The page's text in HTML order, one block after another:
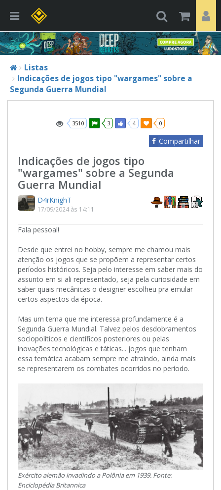
Listas
Indicações de jogos tipo "wargames" sobre a
Segunda Guerra Mundial
3510 3 4 0
Compartilhar
Indicações de jogos tipo
"wargames" sobre a Segunda
Guerra Mundial
D4rKnighT
17/09/2024 às 14:11
Fala pessoal!
Desde que entrei no hobby, sempre me chamou mais
atenção os jogos que se propõem a representar certos
períodos históricos. Seja pelo interesse em saber mais do
assunto em si ali representado, seja pela curiosidade em
saber quais mecânicas o designer escolheu pra emular
certos aspectos da época.
Mas um tema que me interessa profundamente é a
Segunda Guerra Mundial. Talvez pelos desdobramentos
sociopolíticos e científicos posteriores ou pelas
inovações tecnológicas e táticas... jogos que tenham
essa temática acabam sempre me atraindo, ainda mais
se representarem os combates ocorridos no período.
Exército alemão invadindo a Polônia em 1939. Fonte:
Enciclopédia Britannica